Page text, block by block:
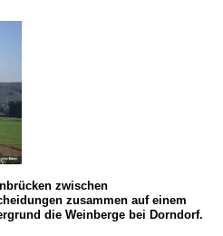
zwischen
zusammen auf einem
die Weinberge bei Dorndorf.